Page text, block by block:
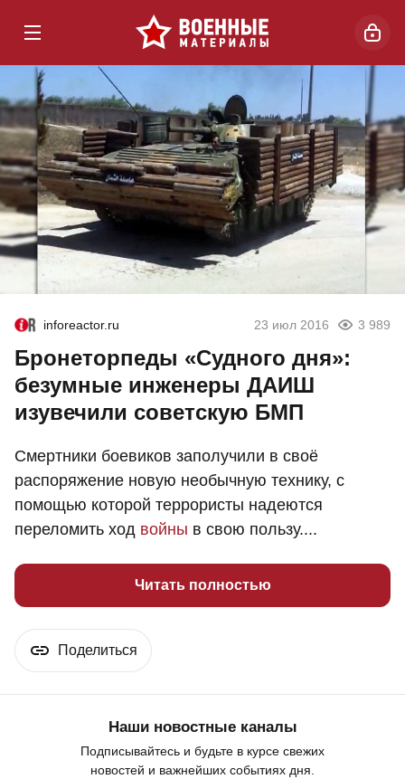
inforeactor.ru 23 июл 2016 3 989
Бронеторпеды «Судного дня»:
безумные инженеры ДАИШ
изувечили советскую БМП
Смертники боевиков заполучили в своё
распоряжение новую необычную технику, с
помощью которой террористы надеются
переломить ход войны в свою пользу....
Читать полностью
Поделиться
Наши новостные каналы
Подписывайтесь и будьте в курсе свежих
новостей и важнейших событиях дня.